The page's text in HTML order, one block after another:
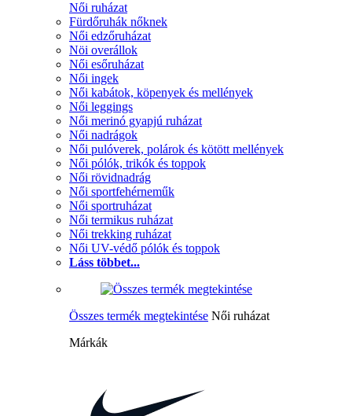
Női ruházat
Fürdőruhák nőknek
Női edzőruházat
Nöi overállok
Női esőruházat
Női ingek
Női kabátok, köpenyek és mellények
Női leggings
Női merinó gyapjú ruházat
Női nadrágok
Női pulóverek, polárok és kötött mellények
Női pólók, trikók és toppok
Női rövidnadrág
Női sportfehérneműk
Női sportruházat
Női termikus ruházat
Női trekking ruházat
Női UV-védő pólók és toppok
Láss többet...
Összes termék megtekintése Női ruházat
Márkák